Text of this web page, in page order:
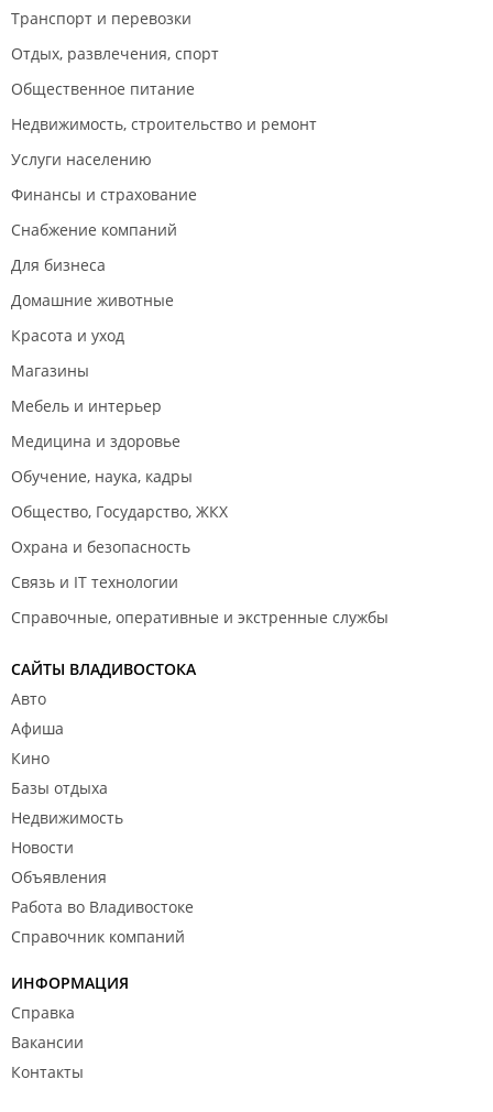
Транспорт и перевозки
Отдых, развлечения, спорт
Общественное питание
Недвижимость, строительство и ремонт
Услуги населению
Финансы и страхование
Снабжение компаний
Для бизнеса
Домашние животные
Красота и уход
Магазины
Мебель и интерьер
Медицина и здоровье
Обучение, наука, кадры
Общество, Государство, ЖКХ
Охрана и безопасность
Связь и IT технологии
Справочные, оперативные и экстренные службы
САЙТЫ ВЛАДИВОСТОКА
Авто
Афиша
Кино
Базы отдыха
Недвижимость
Новости
Объявления
Работа во Владивостоке
Справочник компаний
ИНФОРМАЦИЯ
Справка
Вакансии
Контакты